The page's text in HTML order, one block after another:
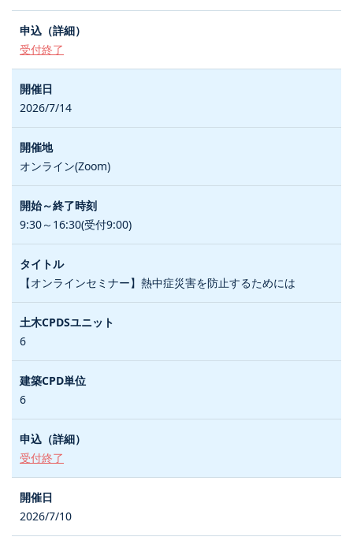
受付終了
2026/7/14
オンライン(Zoom)
9:30～16:30(受付9:00)
【オンラインセミナー】熱中症災害を防止するためには
6
6
受付終了
2026/7/10